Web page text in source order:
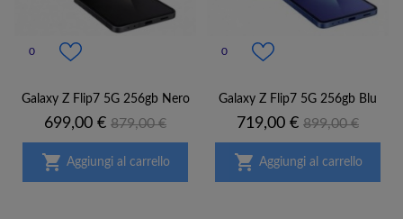
0
Galaxy Z Flip7 5G 256gb Nero
Prezzo
699,00 € Prezzo
base
879,00 €
 Aggiungi al carrello
0
Galaxy Z Flip7 5G 256gb Blu
Prezzo
719,00 € Prezzo
base
899,00 €
 Aggiungi al carrello